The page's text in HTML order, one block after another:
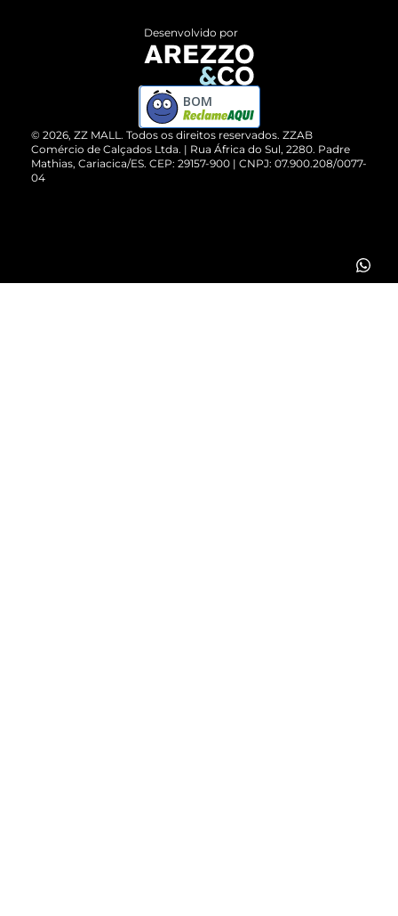
ZZ MALL é confiável
Cartão Presente
Vendas Corporativas
Devolução do Produto
Compre pelo WhatsApp
© 2026, ZZ MALL. Todos os direitos reservados. ZZAB
Comércio de Calçados Ltda. | Rua África do Sul, 2280. Padre
Mathias, Cariacica/ES. CEP: 29157-900 | CNPJ: 07.900.208/0077-
04
Desenvolvido por
BOM